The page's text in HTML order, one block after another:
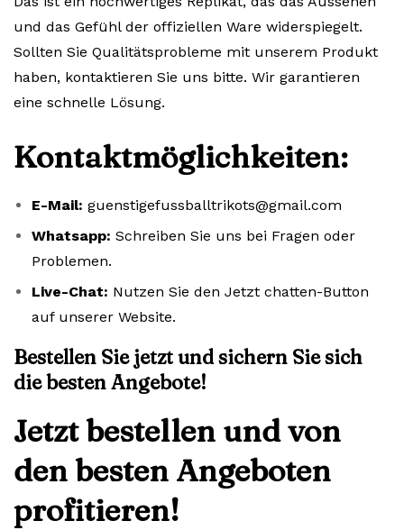
und das Gefühl der offiziellen Ware widerspiegelt.
Sollten Sie Qualitätsprobleme mit unserem Produkt
haben, kontaktieren Sie uns bitte. Wir garantieren
eine schnelle Lösung.
Kontaktmöglichkeiten:
E-Mail: guenstigefussballtrikots@gmail.com
Whatsapp: Schreiben Sie uns bei Fragen oder
Problemen.
Live-Chat: Nutzen Sie den Jetzt chatten-Button
auf unserer Website.
Bestellen Sie jetzt und sichern Sie sich
die besten Angebote!
Jetzt bestellen und von
den besten Angeboten
profitieren!